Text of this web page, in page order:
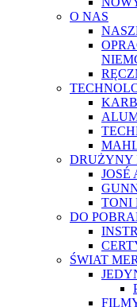
O NAS
DRUŻYNY
JOSÉ
TONI
DO
ŚWIAT